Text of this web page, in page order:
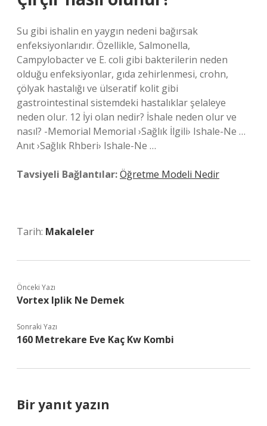
Su gibi ishalin en yaygın nedeni bağırsak
enfeksiyonlarıdır. Özellikle, Salmonella,
Campylobacter ve E. coli gibi bakterilerin neden
olduğu enfeksiyonlar, gıda zehirlenmesi, crohn,
çölyak hastalığı ve ülseratif kolit gibi
gastrointestinal sistemdeki hastalıklar şelaleye
neden olur. 12 İyi olan nedir? İshale neden olur ve
nasıl? -Memorial Memorial ›Sağlık İlgili› Ishale-Ne …
Anıt ›Sağlık Rhberi› Ishale-Ne …
Tavsiyeli Bağlantılar:Öğretme Modeli Nedir
Tarih: Makaleler
Önceki Yazı
Vortex Iplik Ne Demek
Sonraki Yazı
160 Metrekare Eve Kaç Kw Kombi
Bir yanıt yazın